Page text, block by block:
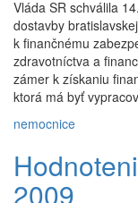
Vláda SR schválila
dostavby
k finančnému
zdravotníctva a
zámer k získaniu
ktorá má byť
nemocnice
2009